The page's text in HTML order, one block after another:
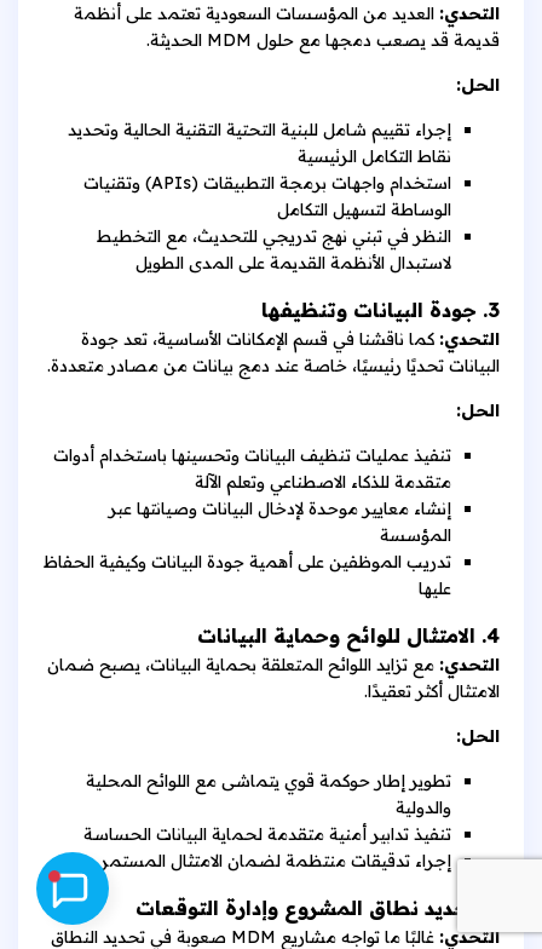
التحدي: العديد من المؤسسات السعودية تعتمد على أنظمة
قديمة قد يصعب دمجها مع حلول MDM الحديثة.
الحل:
إجراء تقييم شامل للبنية التحتية التقنية الحالية وتحديد
نقاط التكامل الرئيسية
استخدام واجهات برمجة التطبيقات (APIs) وتقنيات
الوساطة لتسهيل التكامل
النظر في تبني نهج تدريجي للتحديث، مع التخطيط
لاستبدال الأنظمة القديمة على المدى الطويل
3. جودة البيانات وتنظيفها
التحدي: كما ناقشنا في قسم الإمكانات الأساسية، تعد جودة
البيانات تحديًا رئيسيًا، خاصة عند دمج بيانات من مصادر متعددة.
الحل:
تنفيذ عمليات تنظيف البيانات وتحسينها باستخدام أدوات
متقدمة للذكاء الاصطناعي وتعلم الآلة
إنشاء معايير موحدة لإدخال البيانات وصيانتها عبر
المؤسسة
تدريب الموظفين على أهمية جودة البيانات وكيفية الحفاظ
عليها
4. الامتثال للوائح وحماية البيانات
التحدي: مع تزايد اللوائح المتعلقة بحماية البيانات، يصبح ضمان
الامتثال أكثر تعقيدًا.
الحل:
تطوير إطار حوكمة قوي يتماشى مع اللوائح المحلية
والدولية
تنفيذ تدابير أمنية متقدمة لحماية البيانات الحساسة
إجراء تدقيقات منتظمة لضمان الامتثال المستمر
التحدي: غالبًا ما تواجه مشاريع MDM صعوبة في تحديد النطاق